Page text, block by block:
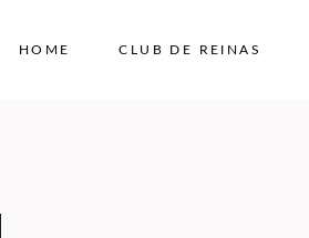
HOME CLUB DE REINAS